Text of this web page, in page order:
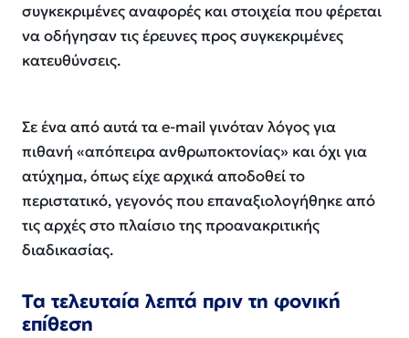
συγκεκριμένες αναφορές και στοιχεία που φέρεται
να οδήγησαν τις έρευνες προς συγκεκριμένες
κατευθύνσεις.
Σε ένα από αυτά τα e-mail γινόταν λόγος για
πιθανή «απόπειρα ανθρωποκτονίας» και όχι για
ατύχημα, όπως είχε αρχικά αποδοθεί το
περιστατικό, γεγονός που επαναξιολογήθηκε από
τις αρχές στο πλαίσιο της προανακριτικής
διαδικασίας.
Τα τελευταία λεπτά πριν τη φονική
επίθεση